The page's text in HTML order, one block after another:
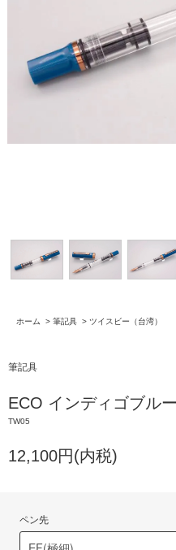
ホーム > 筆記具 > ツイスビー（台湾）
筆記具
ECO インディゴブルー
TW05
12,100円(内税)
ペン先